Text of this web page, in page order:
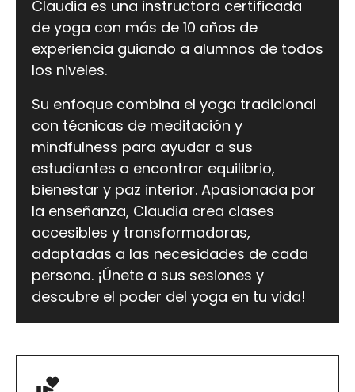
Claudia es una instructora certificada
de yoga con más de 10 años de
experiencia guiando a alumnos de todos
los niveles.
Su enfoque combina el yoga tradicional
con técnicas de meditación y
mindfulness para ayudar a sus
estudiantes a encontrar equilibrio,
bienestar y paz interior. Apasionada por
la enseñanza, Claudia crea clases
accesibles y transformadoras,
adaptadas a las necesidades de cada
persona. ¡Únete a sus sesiones y
descubre el poder del yoga en tu vida!